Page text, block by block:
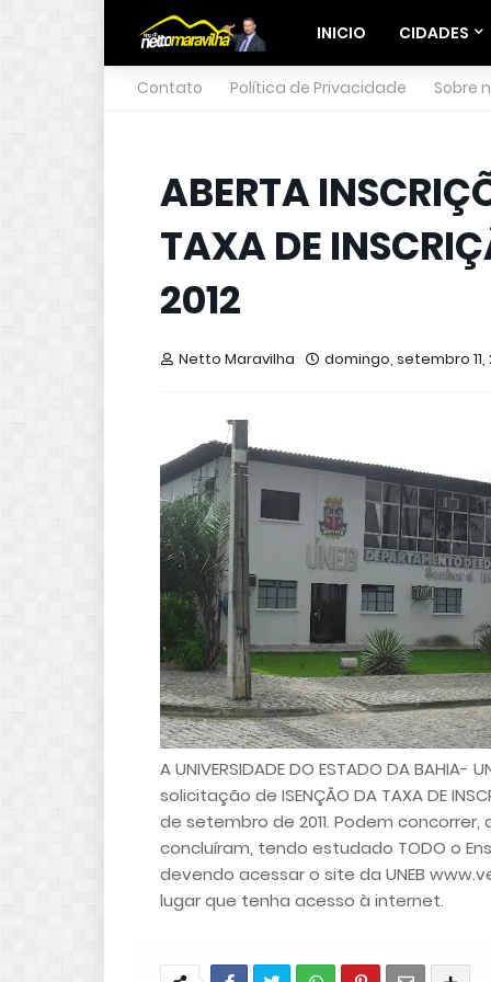
INICIO CIDADES
Contato Política de Privacidade Sobre
ABERTA
TAXA DE
2012
Netto Maravilha domingo, setembro 11,
A UNIVERSIDADE DO ESTADO DA
solicitação de ISENÇÃO DA TAXA DE
de setembro de 2011. Podem
concluíram, tendo estudado TODO o
devendo acessar o site da UNEB
lugar que tenha acesso à internet.